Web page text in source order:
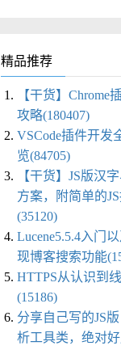
精品推荐
【干货】Chrome
攻略(180407)
VSCode插件开发
览(84705)
【干货】JS版汉
方案，附简单的
(35120)
Lucene5.5.4入门
现博客搜索功能
HTTPS从认识到
(15186)
分享自己写的JS
析工具类，绝对